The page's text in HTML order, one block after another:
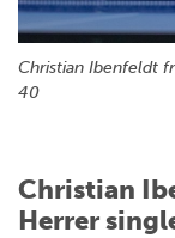
Christian Ibenfeldt
40
Christian
Herrer